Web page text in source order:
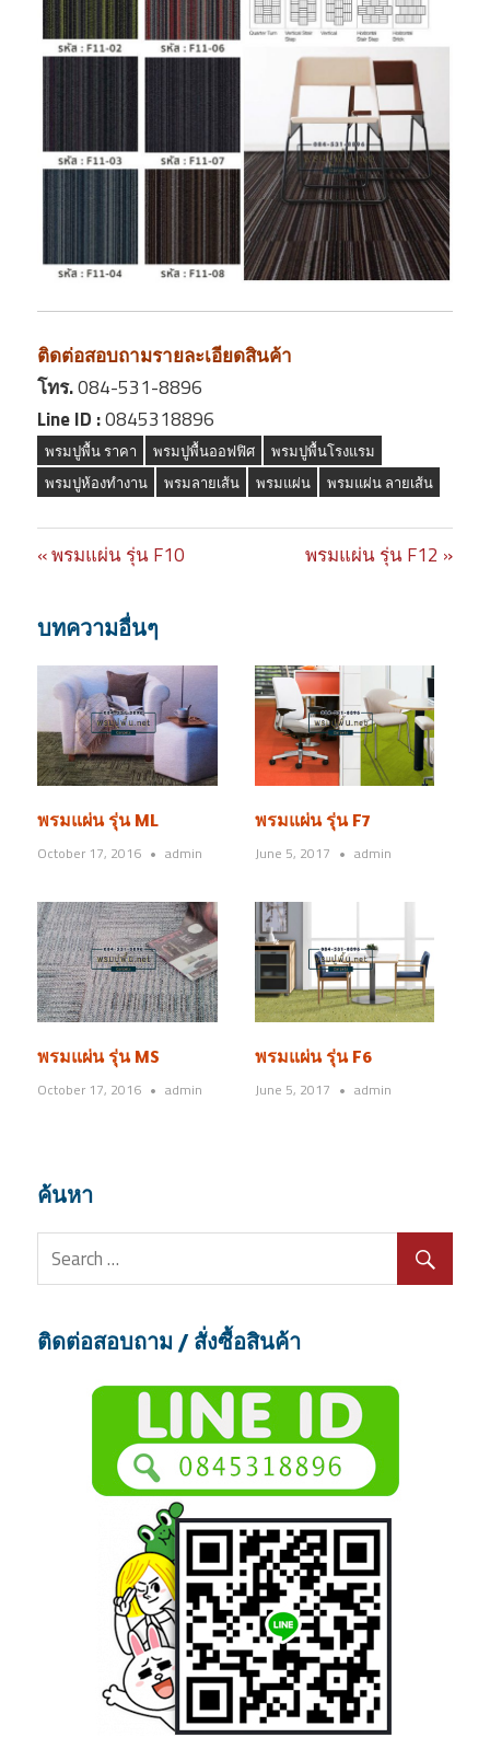
ติดต่อสอบถามรายละเอียดสินค้า
โทร.084-531-8896
Line ID :0845318896
พรมปูพื้น ราคา พรมปูพื้นออฟฟิศ
พรมปูพื้นโรงแรม
พรมปูห้องทำงาน
พรมลายเส้น พรมแผ่น พรมแผ่น ลายเส้น
navigation
Previous
พรมแผ่น รุ่น F10
Next
พรมแผ่น รุ่น F12
บทความอื่นๆ
พรมแผ่น รุ่น ML
October 17, 2016 admin
พรมแผ่น รุ่น F7
June 5, 2017 admin
พรมแผ่น รุ่น MS
October 17, 2016 admin
พรมแผ่น รุ่น F6
June 5, 2017 admin
ค้นหา
ติดต่อสอบถาม / สั่งซื้อสินค้า